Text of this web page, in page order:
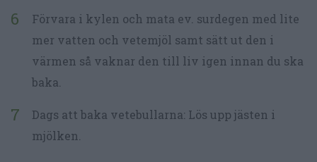
Förvara i kylen och mata ev. surdegen med lite
mer vatten och vetemjöl samt sätt ut den i
värmen så vaknar den till liv igen innan du ska
baka.
Dags att baka vetebullarna: Lös upp jästen i
mjölken.